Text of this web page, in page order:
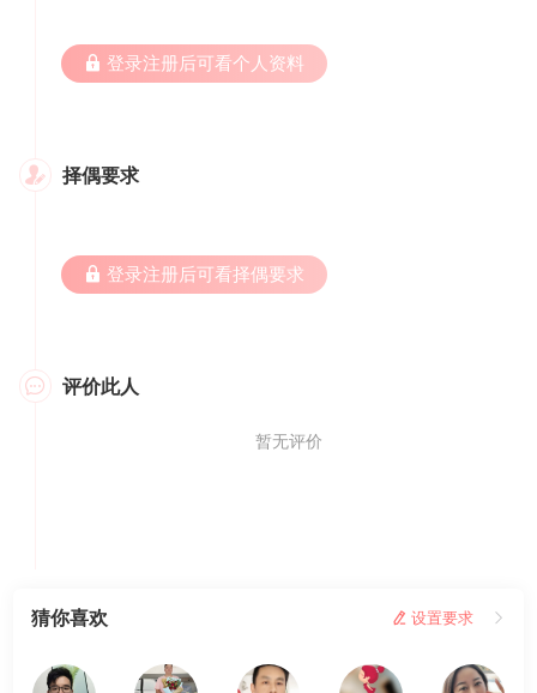
 登录注册后可看个人资料
 择偶要求
 登录注册后可看择偶要求
 评价此人
暂无评价
猜你喜欢  设置要求 